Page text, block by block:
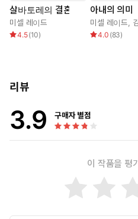
“당신이 싫어요.”
살바토레의 결혼
미셀 레이드
4.5(10)
아내의 의미
미셀 레이드,
4.0 (83)
리뷰
3.9 구매자 별점
이 작품을 평